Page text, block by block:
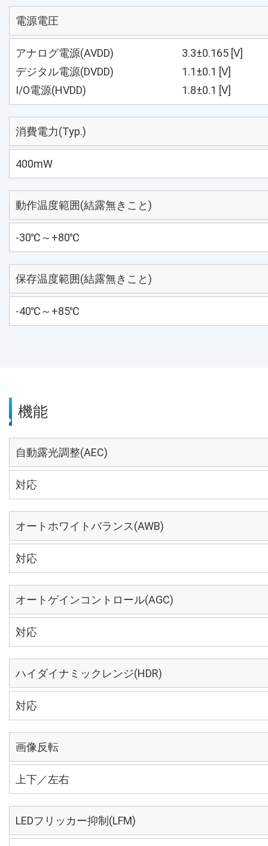
電源電圧
アナログ電源(AVDD)
3.3±0.165 [V]
デジタル電源(DVDD)
1.1±0.1 [V]
I/O電源(HVDD)
1.8±0.1 [V]
消費電力(Typ.)
400mW
動作温度範囲(結露無きこと)
-30℃～+80℃
保存温度範囲(結露無きこと)
-40℃～+85℃
機能
自動露光調整(AEC)
対応
オートホワイトバランス(AWB)
対応
オートゲインコントロール(AGC)
対応
ハイダイナミックレンジ(HDR)
対応
画像反転
上下／左右
LEDフリッカー抑制(LFM)